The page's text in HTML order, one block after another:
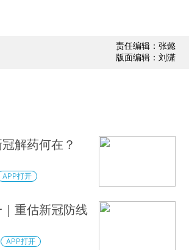
责任编辑：张懿
版面编辑：刘潇
解药何在？
APP打开
重估新冠防线
APP打开